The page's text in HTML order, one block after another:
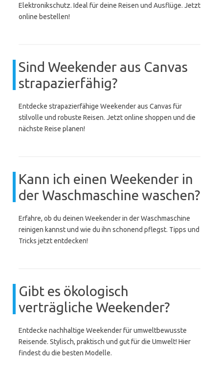
Elektronikschutz. Ideal für deine Reisen und Ausflüge. Jetzt
online bestellen!
Sind Weekender aus Canvas
strapazierfähig?
Entdecke strapazierfähige Weekender aus Canvas für
stilvolle und robuste Reisen. Jetzt online shoppen und die
nächste Reise planen!
Kann ich einen Weekender in
der Waschmaschine waschen?
Erfahre, ob du deinen Weekender in der Waschmaschine
reinigen kannst und wie du ihn schonend pflegst. Tipps und
Tricks jetzt entdecken!
Gibt es ökologisch
verträgliche Weekender?
Entdecke nachhaltige Weekender für umweltbewusste
Reisende. Stylisch, praktisch und gut für die Umwelt! Hier
findest du die besten Modelle.